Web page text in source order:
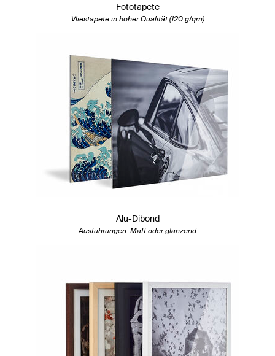
Fototapete
Vliestapete in hoher Qualität (120 g/qm)
Alu-Dibond
Ausführungen: Matt oder glänzend